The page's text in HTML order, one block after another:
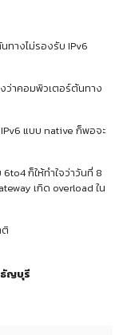
ทางไม่รองรับ IPv6
งว่าคอมพิวเตอร์ต้นทาง
แบบ native ก็พอจะ
ก็ให้ทำใจว่าวันที่ 8
เกิด overload ใน
ธัญบุรี